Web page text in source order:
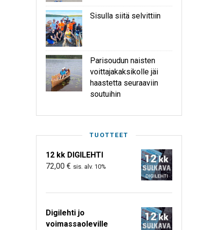
Sisulla siitä selvittiin
Parisoudun naisten
voittajakaksikolle jäi
haastetta seuraaviin
soutuihin
TUOTTEET
12 kk DIGILEHTI
72,00 € sis. alv. 10%
Digilehti jo
voimassaoleville